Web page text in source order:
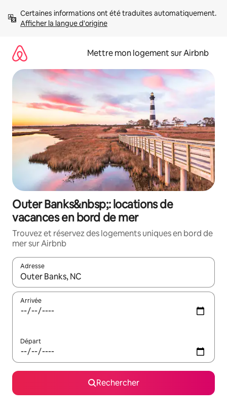
directement
Afficher la langue d'origine
Mettre mon logement sur Airbnb
Outer Banks&nbsp;: locations de
vacances en bord de mer
Trouvez et réservez des logements uniques en bord de
mer sur Airbnb
Adresse
Lorsque les résultats s'affichent, utilisez les flèches vers le
Arrivée
Départ
Rechercher